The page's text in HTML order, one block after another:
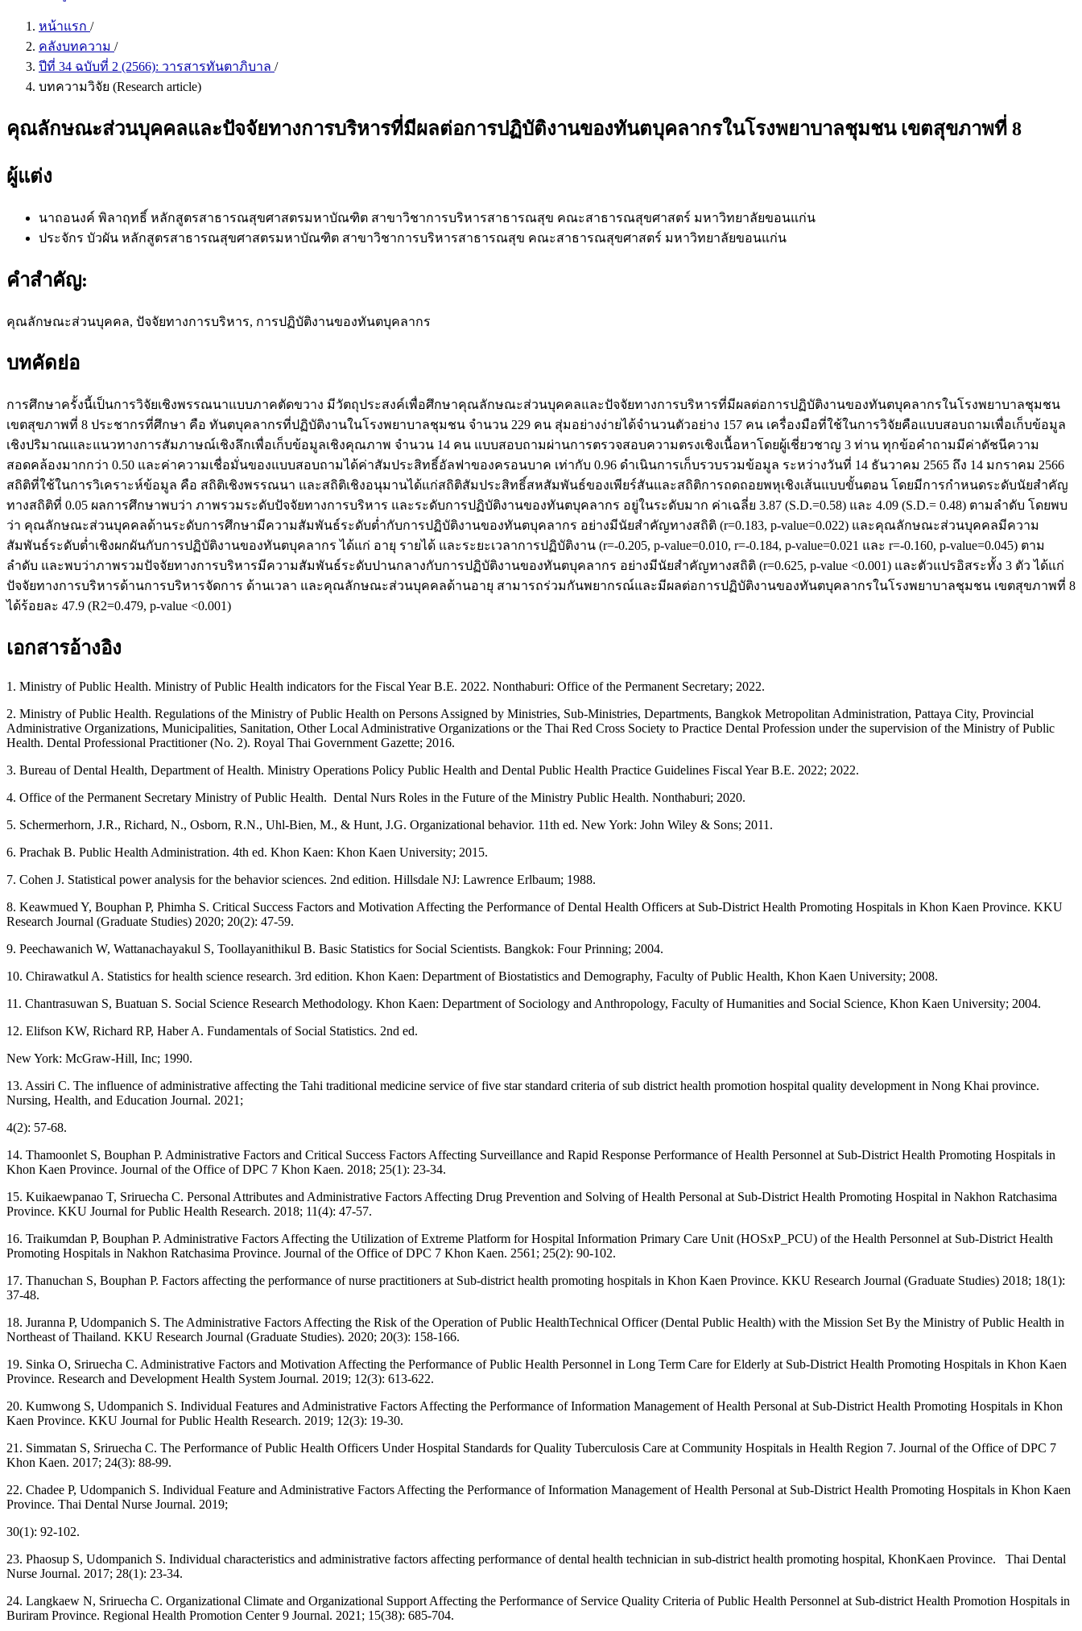
หน้าแรก /
คลังบทความ /
ปีที่ 34 ฉบับที่ 2 (2566): วารสารทันตาภิบาล /
บทความวิจัย (Research article)
คุณลักษณะส่วนบุคคลและปัจจัยทางการบริหารที่มีผลต่อการปฏิบัติงานของทันตบุคลากรในโรงพยาบาลชุมชน เขตสุขภาพที่ 8
ผู้แต่ง
นาถอนงค์ พิลาฤทธิ์ หลักสูตรสาธารณสุขศาสตรมหาบัณฑิต สาขาวิชาการบริหารสาธารณสุข คณะสาธารณสุขศาสตร์ มหาวิทยาลัยขอนแก่น
ประจักร บัวผัน หลักสูตรสาธารณสุขศาสตรมหาบัณฑิต สาขาวิชาการบริหารสาธารณสุข คณะสาธารณสุขศาสตร์ มหาวิทยาลัยขอนแก่น
คำสำคัญ:
คุณลักษณะส่วนบุคคล, ปัจจัยทางการบริหาร, การปฏิบัติงานของทันตบุคลากร
บทคัดย่อ
การศึกษาครั้งนี้เป็นการวิจัยเชิงพรรณนาแบบภาคตัดขวาง มีวัตถุประสงค์เพื่อศึกษาคุณลักษณะส่วนบุคคลและปัจจัยทางการบริหารที่มีผลต่อการปฏิบัติงานของทันตบุคลากรในโรงพยาบาลชุมชน
เขตสุขภาพที่ 8 ประชากรที่ศึกษา คือ ทันตบุคลากรที่ปฏิบัติงานในโรงพยาบาลชุมชน จำนวน 229 คน สุ่มอย่างง่ายได้จำนวนตัวอย่าง 157 คน เครื่องมือที่ใช้ในการวิจัยคือแบบสอบถามเพื่อเก็บข้อมูล
เชิงปริมาณและแนวทางการสัมภาษณ์เชิงลึกเพื่อเก็บข้อมูลเชิงคุณภาพ จำนวน 14 คน แบบสอบถามผ่านการตรวจสอบความตรงเชิงเนื้อหาโดยผู้เชี่ยวชาญ 3 ท่าน ทุกข้อคำถามมีค่าดัชนีความ
สอดคล้องมากกว่า 0.50 และค่าความเชื่อมั่นของแบบสอบถามได้ค่าสัมประสิทธิ์อัลฟาของครอนบาค เท่ากับ 0.96 ดำเนินการเก็บรวบรวมข้อมูล ระหว่างวันที่ 14 ธันวาคม 2565 ถึง 14 มกราคม 2566
สถิติที่ใช้ในการวิเคราะห์ข้อมูล คือ สถิติเชิงพรรณนา และสถิติเชิงอนุมานได้แก่สถิติสัมประสิทธิ์สหสัมพันธ์ของเพียร์สันและสถิติการถดถอยพหุเชิงเส้นแบบขั้นตอน โดยมีการกำหนดระดับนัยสำคัญ
ทางสถิติที่ 0.05 ผลการศึกษาพบว่า ภาพรวมระดับปัจจัยทางการบริหาร และระดับการปฏิบัติงานของทันตบุคลากร อยู่ในระดับมาก ค่าเฉลี่ย 3.87 (S.D.=0.58) และ 4.09 (S.D.= 0.48) ตามลำดับ โดยพบ
ว่า คุณลักษณะส่วนบุคคลด้านระดับการศึกษามีความสัมพันธ์ระดับต่ำกับการปฏิบัติงานของทันตบุคลากร อย่างมีนัยสำคัญทางสถิติ (r=0.183, p-value=0.022) และคุณลักษณะส่วนบุคคลมีความ
สัมพันธ์ระดับต่ำเชิงผกผันกับการปฏิบัติงานของทันตบุคลากร ได้แก่ อายุ รายได้ และระยะเวลาการปฏิบัติงาน (r=-0.205, p-value=0.010, r=-0.184, p-value=0.021 และ r=-0.160, p-value=0.045) ตาม
ลำดับ และพบว่าภาพรวมปัจจัยทางการบริหารมีความสัมพันธ์ระดับปานกลางกับการปฏิบัติงานของทันตบุคลากร อย่างมีนัยสำคัญทางสถิติ (r=0.625, p-value <0.001) และตัวแปรอิสระทั้ง 3 ตัว ได้แก่
ปัจจัยทางการบริหารด้านการบริหารจัดการ ด้านเวลา และคุณลักษณะส่วนบุคคลด้านอายุ สามารถร่วมกันพยากรณ์และมีผลต่อการปฏิบัติงานของทันตบุคลากรในโรงพยาบาลชุมชน เขตสุขภาพที่ 8
ได้ร้อยละ 47.9 (R2=0.479, p-value <0.001)
เอกสารอ้างอิง
1. Ministry of Public Health. Ministry of Public Health indicators for the Fiscal Year B.E. 2022. Nonthaburi: Office of the Permanent Secretary; 2022.
2. Ministry of Public Health. Regulations of the Ministry of Public Health on Persons Assigned by Ministries, Sub-Ministries, Departments, Bangkok Metropolitan Administration, Pattaya City, Provincial
Administrative Organizations, Municipalities, Sanitation, Other Local Administrative Organizations or the Thai Red Cross Society to Practice Dental Profession under the supervision of the Ministry of Public
Health. Dental Professional Practitioner (No. 2). Royal Thai Government Gazette; 2016.
3. Bureau of Dental Health, Department of Health. Ministry Operations Policy Public Health and Dental Public Health Practice Guidelines Fiscal Year B.E. 2022; 2022.
4. Office of the Permanent Secretary Ministry of Public Health. Dental Nurs Roles in the Future of the Ministry Public Health. Nonthaburi; 2020.
5. Schermerhorn, J.R., Richard, N., Osborn, R.N., Uhl-Bien, M., & Hunt, J.G. Organizational behavior. 11th ed. New York: John Wiley & Sons; 2011.
6. Prachak B. Public Health Administration. 4th ed. Khon Kaen: Khon Kaen University; 2015.
7. Cohen J. Statistical power analysis for the behavior sciences. 2nd edition. Hillsdale NJ: Lawrence Erlbaum; 1988.
8. Keawmued Y, Bouphan P, Phimha S. Critical Success Factors and Motivation Affecting the Performance of Dental Health Officers at Sub-District Health Promoting Hospitals in Khon Kaen Province. KKU
Research Journal (Graduate Studies) 2020; 20(2): 47-59.
9. Peechawanich W, Wattanachayakul S, Toollayanithikul B. Basic Statistics for Social Scientists. Bangkok: Four Prinning; 2004.
10. Chirawatkul A. Statistics for health science research. 3rd edition. Khon Kaen: Department of Biostatistics and Demography, Faculty of Public Health, Khon Kaen University; 2008.
11. Chantrasuwan S, Buatuan S. Social Science Research Methodology. Khon Kaen: Department of Sociology and Anthropology, Faculty of Humanities and Social Science, Khon Kaen University; 2004.
12. Elifson KW, Richard RP, Haber A. Fundamentals of Social Statistics. 2nd ed.
New York: McGraw-Hill, Inc; 1990.
13. Assiri C. The influence of administrative affecting the Tahi traditional medicine service of five star standard criteria of sub district health promotion hospital quality development in Nong Khai province.
Nursing, Health, and Education Journal. 2021;
4(2): 57-68.
14. Thamoonlet S, Bouphan P. Administrative Factors and Critical Success Factors Affecting Surveillance and Rapid Response Performance of Health Personnel at Sub-District Health Promoting Hospitals in
Khon Kaen Province. Journal of the Office of DPC 7 Khon Kaen. 2018; 25(1): 23-34.
15. Kuikaewpanao T, Sriruecha C. Personal Attributes and Administrative Factors Affecting Drug Prevention and Solving of Health Personal at Sub-District Health Promoting Hospital in Nakhon Ratchasima
Province. KKU Journal for Public Health Research. 2018; 11(4): 47-57.
16. Traikumdan P, Bouphan P. Administrative Factors Affecting the Utilization of Extreme Platform for Hospital Information Primary Care Unit (HOSxP_PCU) of the Health Personnel at Sub-District Health
Promoting Hospitals in Nakhon Ratchasima Province. Journal of the Office of DPC 7 Khon Kaen. 2561; 25(2): 90-102.
17. Thanuchan S, Bouphan P. Factors affecting the performance of nurse practitioners at Sub-district health promoting hospitals in Khon Kaen Province. KKU Research Journal (Graduate Studies) 2018; 18(1):
37-48.
18. Juranna P, Udompanich S. The Administrative Factors Affecting the Risk of the Operation of Public HealthTechnical Officer (Dental Public Health) with the Mission Set By the Ministry of Public Health in
Northeast of Thailand. KKU Research Journal (Graduate Studies). 2020; 20(3): 158-166.
19. Sinka O, Sriruecha C. Administrative Factors and Motivation Affecting the Performance of Public Health Personnel in Long Term Care for Elderly at Sub-District Health Promoting Hospitals in Khon Kaen
Province. Research and Development Health System Journal. 2019; 12(3): 613-622.
20. Kumwong S, Udompanich S. Individual Features and Administrative Factors Affecting the Performance of Information Management of Health Personal at Sub-District Health Promoting Hospitals in Khon
Kaen Province. KKU Journal for Public Health Research. 2019; 12(3): 19-30.
21. Simmatan S, Sriruecha C. The Performance of Public Health Officers Under Hospital Standards for Quality Tuberculosis Care at Community Hospitals in Health Region 7. Journal of the Office of DPC 7
Khon Kaen. 2017; 24(3): 88-99.
22. Chadee P, Udompanich S. Individual Feature and Administrative Factors Affecting the Performance of Information Management of Health Personal at Sub-District Health Promoting Hospitals in Khon Kaen
Province. Thai Dental Nurse Journal. 2019;
30(1): 92-102.
23. Phaosup S, Udompanich S. Individual characteristics and administrative factors affecting performance of dental health technician in sub-district health promoting hospital, KhonKaen Province. Thai Dental
Nurse Journal. 2017; 28(1): 23-34.
24. Langkaew N, Sriruecha C. Organizational Climate and Organizational Support Affecting the Performance of Service Quality Criteria of Public Health Personnel at Sub-district Health Promotion Hospitals in
Buriram Province. Regional Health Promotion Center 9 Journal. 2021; 15(38): 685-704.